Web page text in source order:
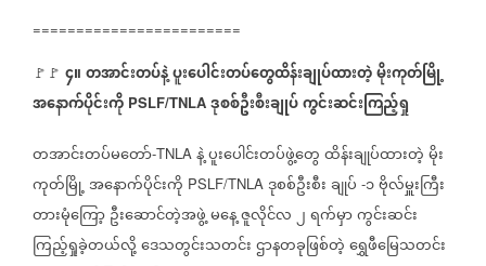
========================
🚩🚩 ၄။တအာင်းတပ်နဲ့ပူးပေါင်းတပ်တွေထိန်းချုပ်ထားတဲ့မိုးကုတ်မြို့
အနောက်ပိုင်းကို PSLF/TNLA ဒုစစ်ဦးစီးချုပ်ကွင်းဆင်းကြည့်ရှု
တအာင်းတပ်မတော်-TNLA နဲ့ပူးပေါင်းတပ်ဖွဲ့တွေထိန်းချုပ်ထားတဲ့မိုး
ကုတ်မြို့အနောက်ပိုင်းကို PSLF/TNLA ဒုစစ်ဦးစီးချုပ် -၁ဗိုလ်မှူးကြီး
တားမုံကြော့ဦးဆောင်တဲ့အဖွဲ့မနေ့ဇူလိုင်လ၂ရက်မှာကွင်းဆင်း
ကြည့်ရှုခဲ့တယ်လို့ဒေသတွင်းသတင်းဌာနတခုဖြစ်တဲ့ရွှေဖီမြေသတင်း